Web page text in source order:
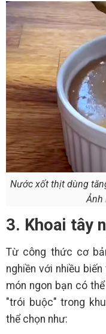
Nước xốt thịt dùng
Ảnh
3. Khoai tây
Từ công thức cơ
nghiền với nhiều
món ngon bạn có
"trói buộc" trong
thể chọn như: